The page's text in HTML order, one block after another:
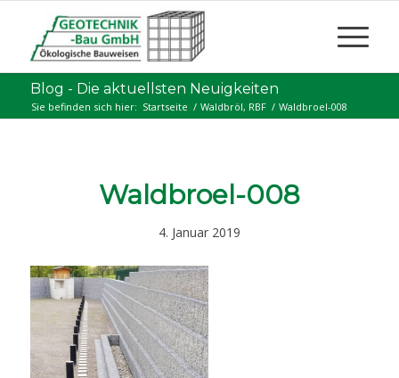
Blog - Die aktuellsten Neuigkeiten
Sie befinden sich hier: Startseite / Waldbröl, RBF / Waldbroel-008
Waldbroel-008
4. Januar 2019